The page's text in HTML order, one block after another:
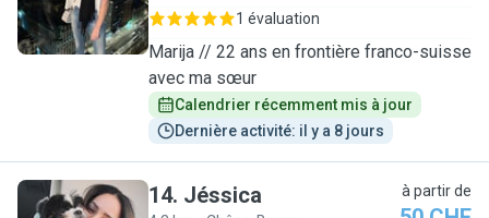
1 évaluation
Marija // 22 ans en frontière franco-suisse
avec ma sœur
Calendrier récemment mis à jour
Dernière activité: il y a 8 jours
14. Jéssica à partir de